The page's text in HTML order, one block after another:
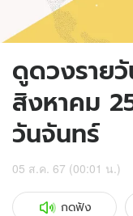
ดูดวงราย
สิงหาคม
วันจันทร์
05 ส.ค. 67 (00:01 น.)
กดฟัง